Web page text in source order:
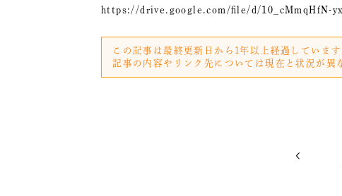
https://drive.google.com/file/d/10_cMmqHfN-
この記事は最終更新日から1年以上経過しています
記事の内容やリンク先については現在と状況が異